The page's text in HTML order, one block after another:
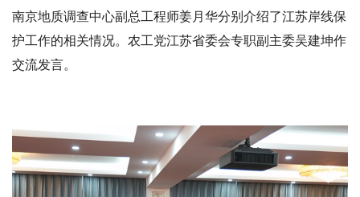
南京地质调查中心副总工程师姜月华分别介绍了江苏岸线保
护工作的相关情况。农工党江苏省委会专职副主委吴建坤作
交流发言。